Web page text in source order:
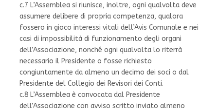
c.7 L’Assemblea si riunisce, inoltre, ogni qualvolta deve
assumere delibere di propria competenza, qualora
fossero in gioco interessi vitali dell’Avis Comunale e nei
casi di impossibilità di funzionamento degli organi
dell’Associazione, nonché ogni qualvolta lo riterrà
necessario il Presidente o fosse richiesto
congiuntamente da almeno un decimo dei soci o dal
Presidente del Collegio dei Revisori dei Conti.
c.8 L’Assemblea è convocata dal Presidente
dell’Associazione con avviso scritto inviato almeno